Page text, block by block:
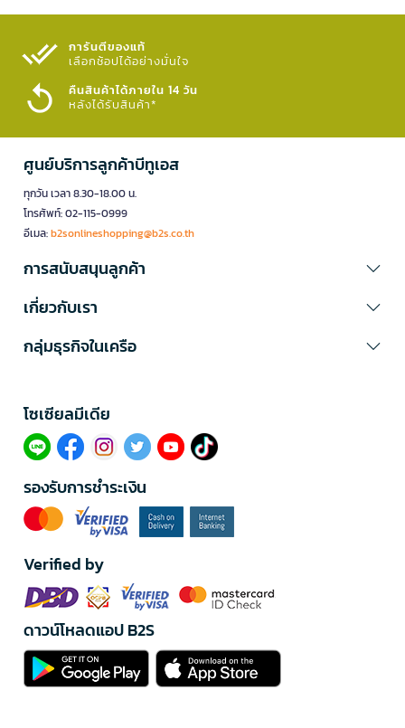
การันตีของแท้
เลือกช้อปได้อย่างมั่นใจ​
คืนสินค้าได้ภายใน 14 วัน
หลังได้รับสินค้า*
ศูนย์บริการลูกค้าบีทูเอส
ทุกวัน เวลา 8.30-18.00 น.
โทรศัพท์: 02-115-0999
อีเมล:b2sonlineshopping@b2s.co.th
การสนับสนุนลูกค้า
เกี่ยวกับเรา
กลุ่มธุรกิจในเครือ
โซเซียลมีเดีย​
รองรับการชำระเงิน
Verified by
ดาวน์โหลดแอป B2S